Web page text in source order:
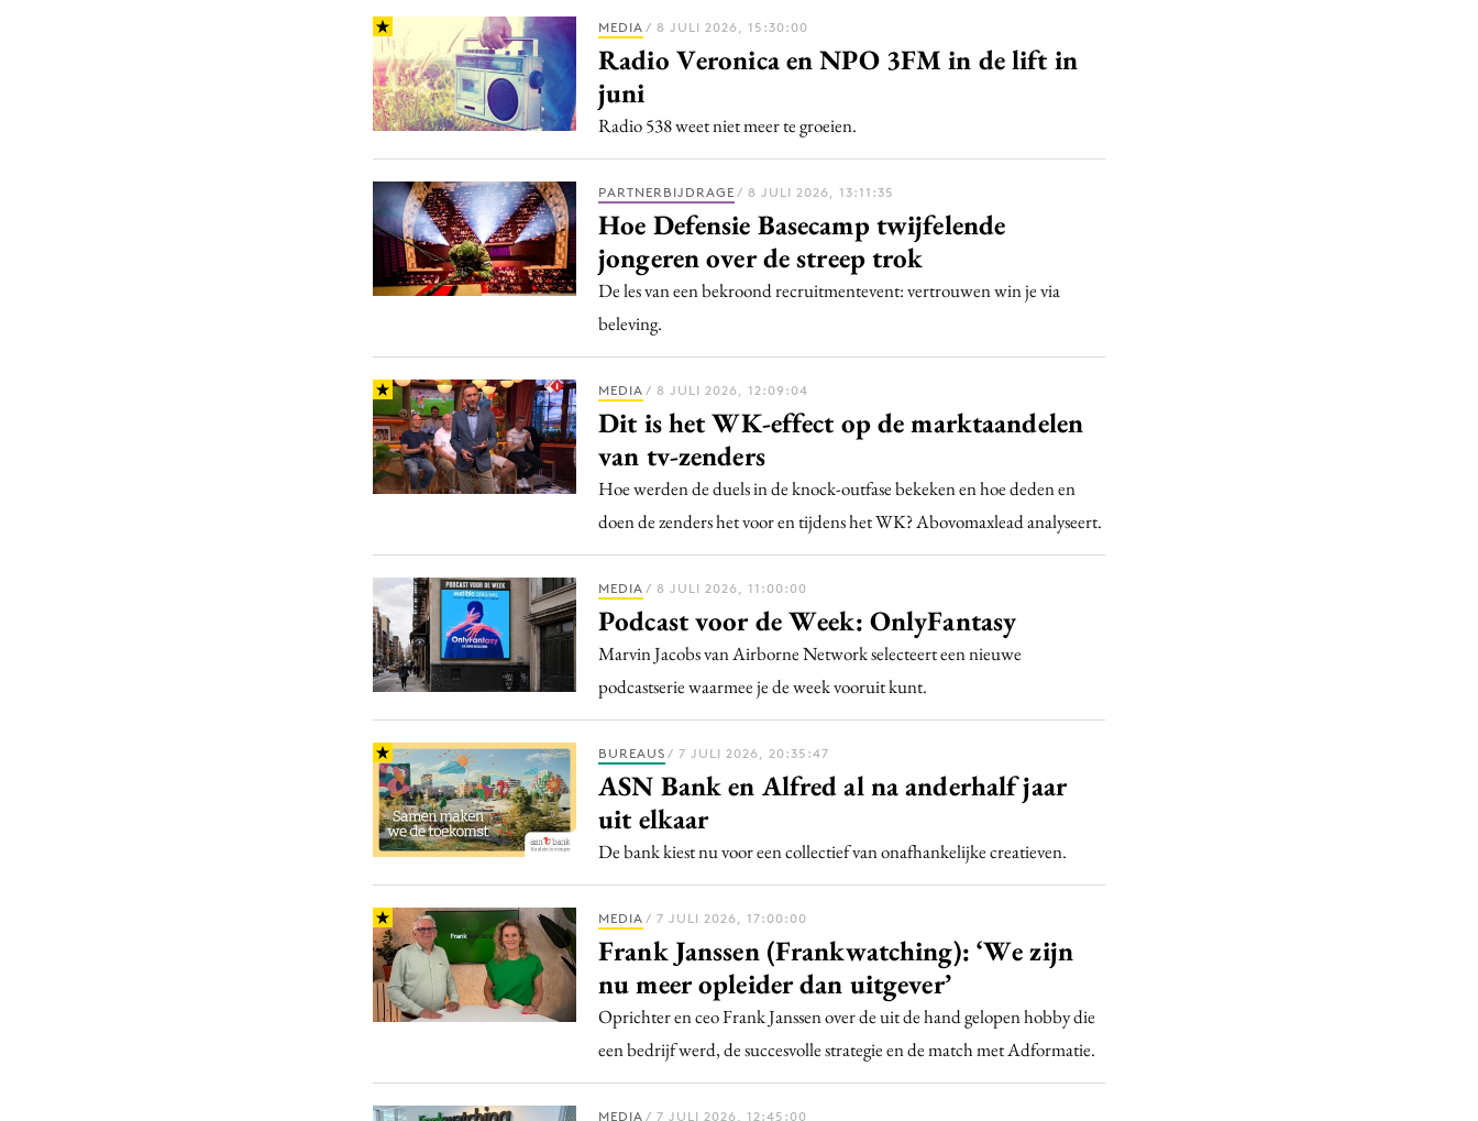
MEDIA / 8 JULI 2026, 15:30:00
Radio Veronica en NPO 3FM in de lift in
juni
Radio 538 weet niet meer te groeien.
PARTNERBIJDRAGE / 8 JULI 2026, 13:11:35
Hoe Defensie Basecamp twijfelende
jongeren over de streep trok
De les van een bekroond recruitmentevent: vertrouwen win je via
beleving.
MEDIA / 8 JULI 2026, 12:09:04
Dit is het WK-effect op de marktaandelen
van tv-zenders
Hoe werden de duels in de knock-outfase bekeken en hoe deden en
doen de zenders het voor en tijdens het WK? Abovomaxlead analyseert.
MEDIA / 8 JULI 2026, 11:00:00
Podcast voor de Week: OnlyFantasy
Marvin Jacobs van Airborne Network selecteert een nieuwe
podcastserie waarmee je de week vooruit kunt.
BUREAUS / 7 JULI 2026, 20:35:47
ASN Bank en Alfred al na anderhalf jaar
uit elkaar
De bank kiest nu voor een collectief van onafhankelijke creatieven.
MEDIA / 7 JULI 2026, 17:00:00
Frank Janssen (Frankwatching): ‘We zijn
nu meer opleider dan uitgever’
Oprichter en ceo Frank Janssen over de uit de hand gelopen hobby die
een bedrijf werd, de succesvolle strategie en de match met Adformatie.
MEDIA / 7 JULI 2026, 12:45:00